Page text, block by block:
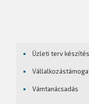
Üzleti terv
Vámtanácsadás